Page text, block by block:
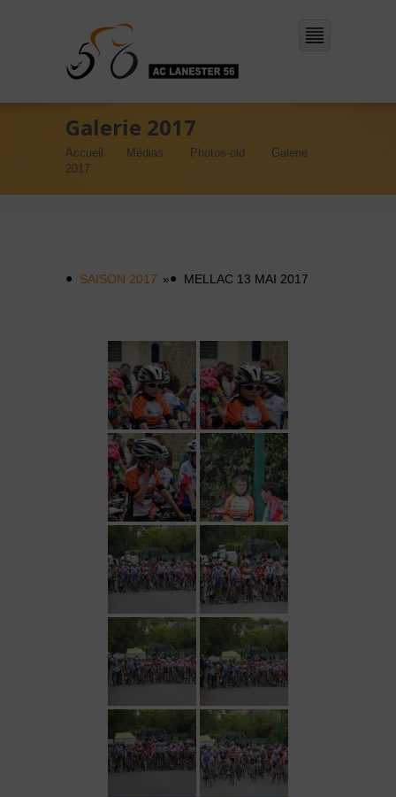
Galerie 2017
Accueil Médias Photos-old
Galerie
2017
SAISON 2017 » MELLAC 13 MAI 2017